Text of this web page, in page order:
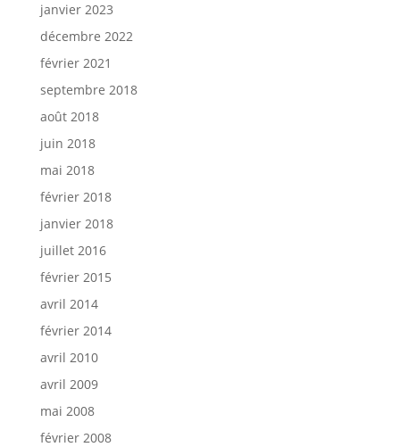
janvier 2023
décembre 2022
février 2021
septembre 2018
août 2018
juin 2018
mai 2018
février 2018
janvier 2018
juillet 2016
février 2015
avril 2014
février 2014
avril 2010
avril 2009
mai 2008
février 2008